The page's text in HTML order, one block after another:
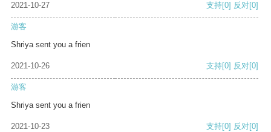
2021-10-27 支持[0] 反对[0]
游客
Shriya sent you a frien
2021-10-26 支持[0] 反对[0]
游客
Shriya sent you a frien
2021-10-23 支持[0] 反对[0]